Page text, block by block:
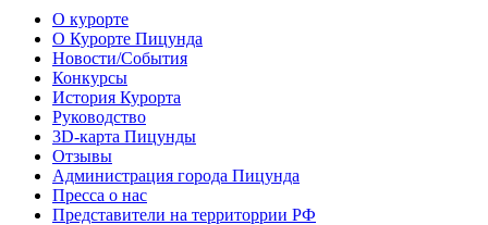
О курорте
О Курорте Пицунда
Новости/События
Конкурсы
История Курорта
Руководство
3D-карта Пицунды
Отзывы
Администрация города Пицунда
Пресса о нас
Представители на территоррии РФ